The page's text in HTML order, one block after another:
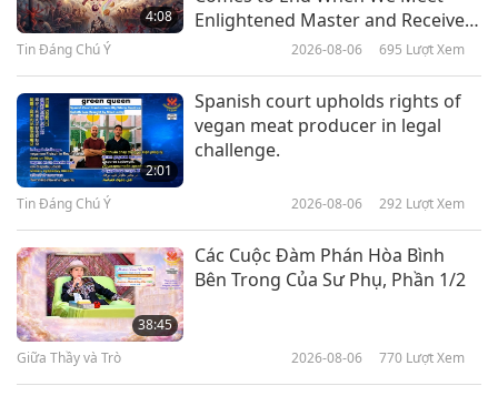
thắng trong cuộc chiến giữa
thiện và ác.
Tin Đáng Chú Ý
Tin Đáng Chú Ý
4:08
Enlightened Master and Receive
Tin Đáng Chú Ý 2026-08-06 695 Lượt Xem
2:01
Spanish court upholds rights of
vegan meat producer in legal
challenge.
Tin Đáng Chú Ý 2026-08-06 292 Lượt Xem
38:45
Các Cuộc Đàm Phán Hòa Bình
Bên Trong Của Sư Phụ, Phần 1/2
Giữa Thầy và Trò 2026-08-06 770 Lượt Xem